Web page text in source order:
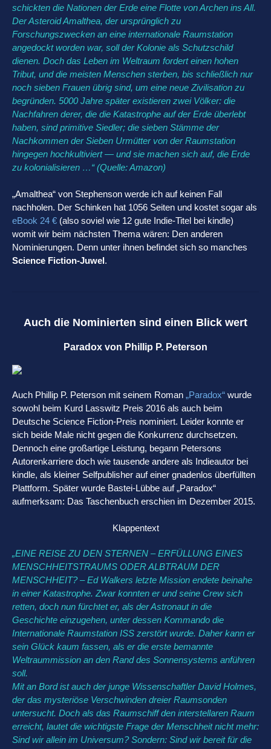
schickten die Nationen der Erde eine Flotte von Archen ins All.
Der Asteroid Amalthea, der ursprünglich zu
Forschungszwecken an eine internationale Raumstation
angedockt worden war, soll der Kolonie als Schutzschild
dienen. Doch das Leben im Weltraum fordert einen hohen
Tribut, und die meisten Menschen sterben, bis schließlich nur
noch sieben Frauen übrig sind, um eine neue Zivilisation zu
begründen. 5000 Jahre später existieren zwei Völker: die
Nachfahren derer, die die Katastrophe auf der Erde überlebt
haben, sind primitive Siedler; die sieben Stämme der
Nachkommen der Sieben Urmütter von der Raumstation
hingegen hochkultiviert ― und sie machen sich auf, die Erde
zu kolonialisieren …“ (Quelle: Amazon)
„Amalthea“ von Stephenson werde ich auf keinen Fall
nachholen. Der Schinken hat 1056 Seiten und kostet sogar als
eBook 24 € (also soviel wie 12 gute Indie-Titel bei kindle)
womit wir beim nächsten Thema wären: Den anderen
Nominierungen. Denn unter ihnen befindet sich so manches
Science Fiction-Juwel.
Auch die Nominierten sind einen Blick wert
Paradox von Phillip P. Peterson
Auch Phillip P. Peterson mit seinem Roman „Paradox“ wurde
sowohl beim Kurd Lasswitz Preis 2016 als auch beim
Deutsche Science Fiction-Preis nominiert. Leider konnte er
sich beide Male nicht gegen die Konkurrenz durchsetzen.
Dennoch eine großartige Leistung, begann Petersons
Autorenkarriere doch wie tausende andere als Indieautor bei
kindle, als kleiner Selfpublisher auf einer gnadenlos überfüllten
Plattform. Später wurde Bastei-Lübbe auf „Paradox“
aufmerksam: Das Taschenbuch erschien im Dezember 2015.
Klappentext
„EINE REISE ZU DEN STERNEN – ERFÜLLUNG EINES
MENSCHHEITSTRAUMS ODER ALBTRAUM DER
MENSCHHEIT? – Ed Walkers letzte Mission endete beinahe
in einer Katastrophe. Zwar konnten er und seine Crew sich
retten, doch nun fürchtet er, als der Astronaut in die
Geschichte einzugehen, unter dessen Kommando die
Internationale Raumstation ISS zerstört wurde. Daher kann er
sein Glück kaum fassen, als er die erste bemannte
Weltraummission an den Rand des Sonnensystems anführen
soll.
Mit an Bord ist auch der junge Wissenschaftler David Holmes,
der das mysteriöse Verschwinden dreier Raumsonden
untersucht. Doch als das Raumschiff den interstellaren Raum
erreicht, lautet die wichtigste Frage der Menschheit nicht mehr:
Sind wir allein im Universum? Sondern: Sind wir bereit für die